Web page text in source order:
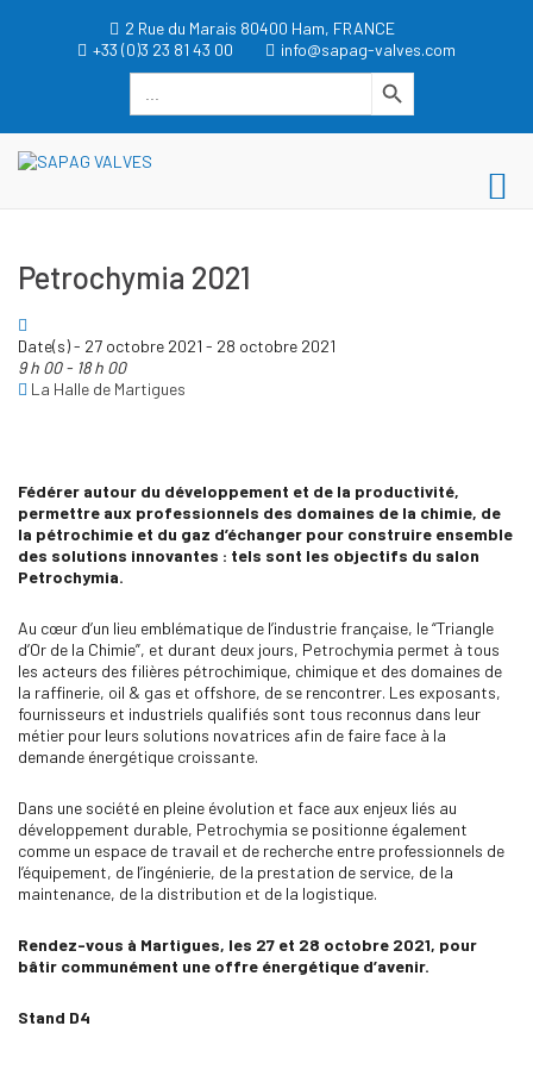
2 Rue du Marais 80400 Ham, FRANCE
+33 (0)3 23 81 43 00
info@sapag-valves.com
Search
for:
Search Button
Petrochymia 2021
Date(s) - 27 octobre 2021 - 28 octobre 2021
9 h 00 - 18 h 00
La Halle de Martigues
Fédérer autour du développement et de la productivité,
permettre aux professionnels des domaines de la chimie, de
la pétrochimie et du gaz d’échanger pour construire ensemble
des solutions innovantes : tels sont les objectifs du salon
Petrochymia.
Au cœur d’un lieu emblématique de l’industrie française, le “Triangle
d’Or de la Chimie”, et durant deux jours, Petrochymia permet à tous
les acteurs des filières pétrochimique, chimique et des domaines de
la raffinerie, oil & gas et offshore, de se rencontrer. Les exposants,
fournisseurs et industriels qualifiés sont tous reconnus dans leur
métier pour leurs solutions novatrices afin de faire face à la
demande énergétique croissante.
Dans une société en pleine évolution et face aux enjeux liés au
développement durable, Petrochymia se positionne également
comme un espace de travail et de recherche entre professionnels de
l’équipement, de l’ingénierie, de la prestation de service, de la
maintenance, de la distribution et de la logistique.
Rendez-vous à Martigues, les 27 et 28 octobre 2021, pour
bâtir communément une offre énergétique d’avenir.
Stand D4